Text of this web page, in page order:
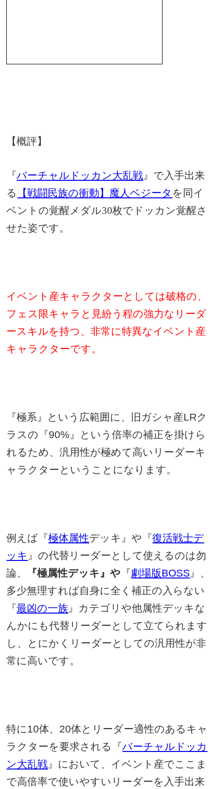
【概評】
『バーチャルドッカン大乱戦 』で入手出来
る
【戦闘民族の衝動】魔人ベジータ を同イ
ベントの覚醒メダル30枚でドッカン覚醒さ
せた姿です。
イベント産キャラクターとしては破格の、
フェス限キャラと見紛う程の強力なリーダ
ースキルを持つ、非常に特異なイベント産
キャラクターです。
『極系』という広範囲に、旧ガシャ産LRク
ラスの『90% 』という倍率の補正を掛けら
れるため、汎用性が極めて高いリーダーキ
ャラクターということになります。
例えば『極体属性デッキ』や『復活戦士デ
ッキ 』の代替リーダーとして使えるのは勿
論、
『極属性デッキ』や 『劇場版BOSS 』、
多少無理すれば自身に全く補正の入らない
『最凶の一族 』カテゴリや他属性デッキな
んかにも代替リーダーとして立てられます
し、とにかくリーダーとしての汎用性が非
常に高いです。
特に 10体、 20体とリーダー適性のあるキャ
ラクターを要求される『バーチャルドッカ
ン大乱戦 』において、イベント産でここま
で高倍率で使いやすいリーダーを入手出来